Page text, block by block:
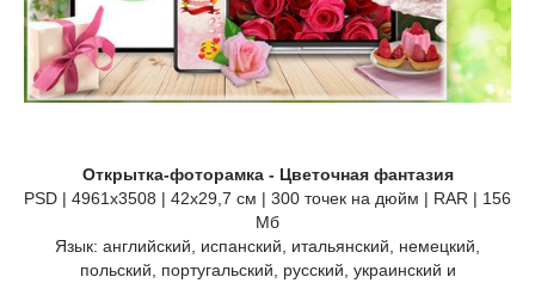
Открытка-фоторамка - Цветочная фантазия
PSD | 4961х3508 | 42х29,7 см | 300 точек на дюйм | RAR | 156
Мб
Язык: английский, испанский, итальянский, немецкий,
польский, португальский, русский, украинский и